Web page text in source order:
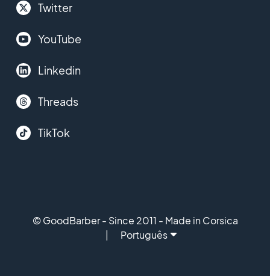
Twitter
YouTube
Linkedin
Threads
TikTok
© GoodBarber - Since 2011 - Made in Corsica
Português